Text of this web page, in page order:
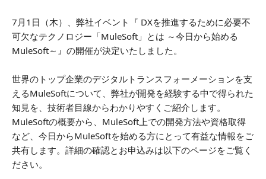
7月1日（木）、弊社イベント『 DXを推進するために必要不
可欠なテクノロジー「MuleSoft」とは ～今日から始める
MuleSoft～』の開催が決定いたしました。
世界のトップ企業のデジタルトランスフォーメーションを支
えるMuleSoftについて、弊社が開発を経験する中で得られた
知見を、技術者目線からわかりやすくご紹介します。
MuleSoftの概要から、MuleSoft上での開発方法や資格取得
など、今日からMuleSoftを始める方にとって有益な情報をご
共有します。詳細の確認とお申込みは以下のページをご覧く
ださい。